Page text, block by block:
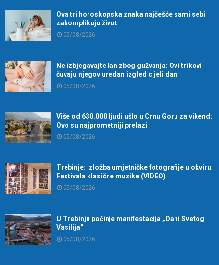
Ova tri horoskopska znaka najčešće sami sebi
zakomplikuju život
05/08/2026
Ne izbjegavajte lan zbog gužvanja: Ovi trikovi
čuvaju njegov uredan izgled cijeli dan
05/08/2026
Više od 630.000 ljudi ušlo u Crnu Goru za vikend:
Ovo su najprometniji prelazi
05/08/2026
Trebinje: Izložba umjetničke fotografije u okviru
Festivala klasične muzike (VIDEO)
05/08/2026
U Trebinju počinje manifestacija „Dani Svetog
Vasilija“
05/08/2026